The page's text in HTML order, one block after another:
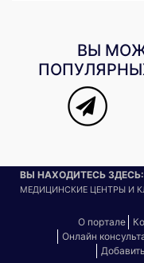
ВЫ
ВЫ НАХОДИТЕСЬ ЗДЕСЬ:
МЕДИЦИНСКИЕ ЦЕНТРЫ И
О портале
Онлайн